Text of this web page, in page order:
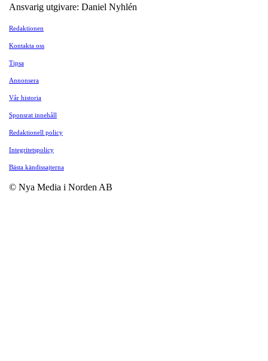
Ansvarig utgivare: Daniel Nyhlén
Redaktionen
Kontakta oss
Tipsa
Annonsera
Vår historia
Sponsrat innehåll
Redaktionell policy
Integritetspolicy
Bästa kändissajterna
© Nya Media i Norden AB